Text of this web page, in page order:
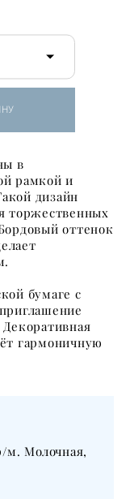
в
рамкой и
дизайн
торжественных
оттенок
бумаге с
гармоничную
м. Молочная,